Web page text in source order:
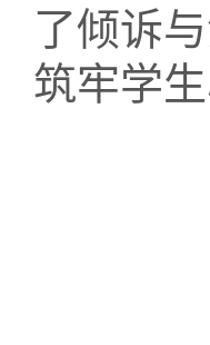
了倾诉
筑牢学